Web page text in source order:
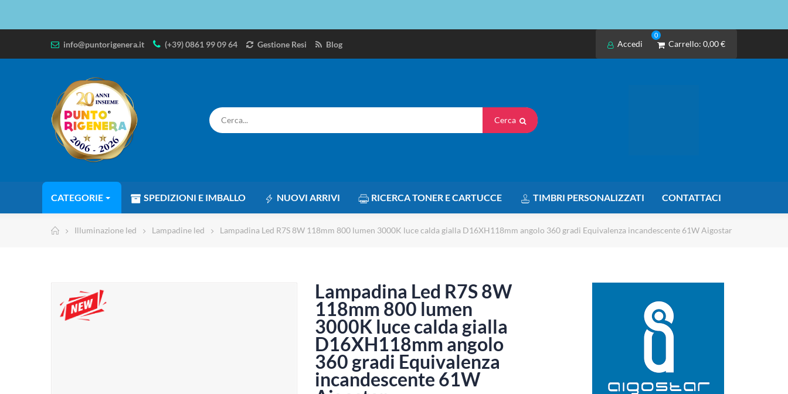
info@puntorigenera.it (+39) 0861 99 09 64 Gestione Resi Blog Accedi
0
Carrello: 0,00 €
Cerca
CATEGORIE SPEDIZIONI E IMBALLO NUOVI ARRIVI RICERCA TONER E CARTUCCE TIMBRI PERSONALIZZATI CONTATTACI
Illuminazione led Lampadine led Lampadina Led R7S 8W 118mm 800 lumen 3000K luce calda gialla D16XH118mm angolo 360 gradi Equivalenza incandescente 61W Aigostar
Lampadina Led R7S 8W
118mm 800 lumen
3000K luce calda gialla
D16XH118mm angolo
360 gradi Equivalenza
incandescente 61W